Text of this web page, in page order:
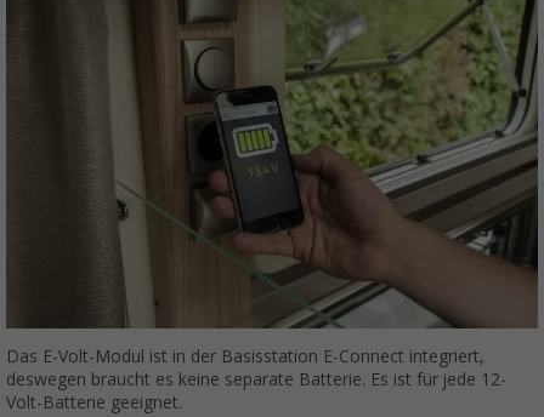
Das E-Volt-Modul ist in der Basisstation E-Connect integriert,
deswegen braucht es keine separate Batterie. Es ist für jede 12-
Volt-Batterie geeignet.